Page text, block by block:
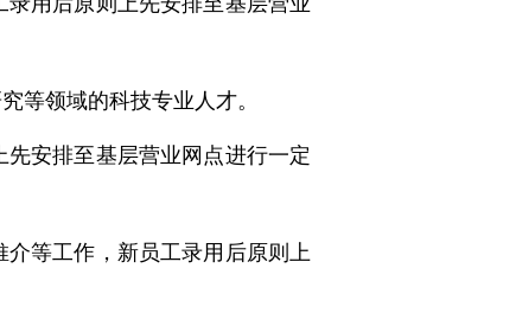
等领域的科技专业人才。
安排至基层营业网点进行一定
介等工作，新员工录用后原则上